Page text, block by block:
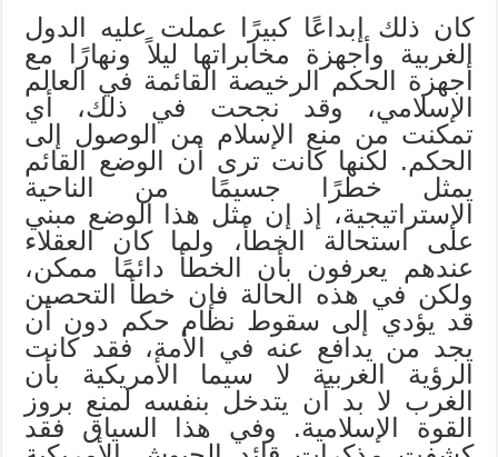
كان ذلك إبداعًا كبيرًا عملت عليه الدول
الغربية وأجهزة مخابراتها ليلاً ونهارًا مع
أجهزة الحكم الرخيصة القائمة في العالم
الإسلامي، وقد نجحت في ذلك، أي
تمكنت من منع الإسلام من الوصول إلى
الحكم. لكنها كانت ترى أن الوضع القائم
يمثل خطرًا جسيمًا من الناحية
الإستراتيجية، إذ إن مثل هذا الوضع مبني
على استحالة الخطأ، ولما كان العقلاء
عندهم يعرفون بأن الخطأ دائمًا ممكن،
ولكن في هذه الحالة فإن خطأ التحصين
قد يؤدي إلى سقوط نظام حكم دون أن
يجد من يدافع عنه في الأمة، فقد كانت
الرؤية الغربية لا سيما الأمريكية بأن
الغرب لا بد أن يتدخل بنفسه لمنع بروز
القوة الإسلامية. وفي هذا السياق فقد